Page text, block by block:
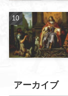
アーカイブ